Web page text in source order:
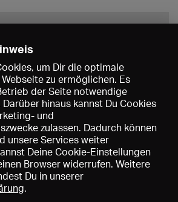
Speichern
um Dir die optimale
zu ermöglichen. Es
der Seite notwendige
hinaus kannst Du Cookies
und
zulassen. Dadurch können
unsere Services weiter
Deine Cookie-Einstellungen
Browser widerrufen. Weitere
Du in unserer
.